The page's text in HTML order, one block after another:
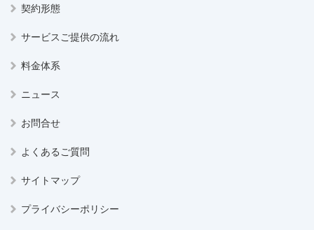
契約形態
サービスご提供の流れ
料金体系
ニュース
お問合せ
よくあるご質問
サイトマップ
プライバシーポリシー